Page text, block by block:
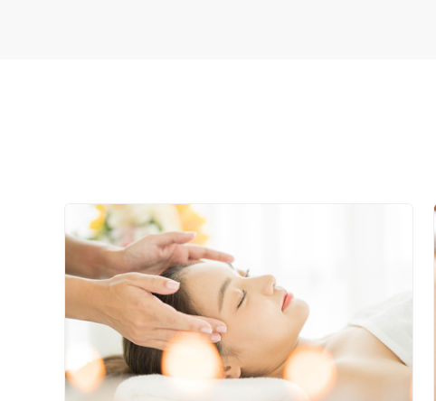
施術の特徴
支払いに関する特徴
クレカ可